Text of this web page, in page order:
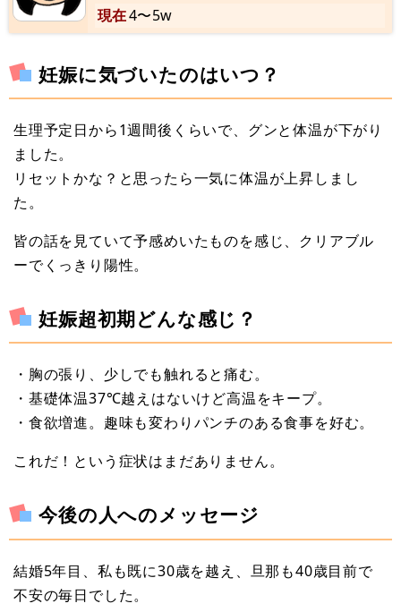
現在4〜5w
妊娠に気づいたのはいつ？
生理予定日から1週間後くらいで、グンと体温が下がり
ました。
リセットかな？と思ったら一気に体温が上昇しまし
た。
皆の話を見ていて予感めいたものを感じ、クリアブル
ーでくっきり陽性。
妊娠超初期どんな感じ？
・胸の張り、少しでも触れると痛む。
・基礎体温37℃越えはないけど高温をキープ。
・食欲増進。趣味も変わりパンチのある食事を好む。
これだ！という症状はまだありません。
今後の人へのメッセージ
結婚5年目、私も既に30歳を越え、旦那も40歳目前で
不安の毎日でした。